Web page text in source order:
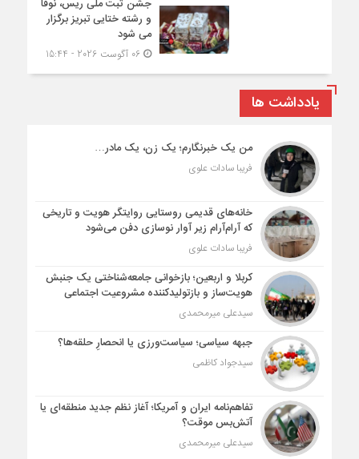
جشن ثبت ملی ریس، نوقا
و رشته ختایی تبریز برگزار
می شود
06 آگوست 2026 - 15:44
یادداشت ها
من یک خبرنگارم؛ یک زن، یک مادر…
فریبا سادات علوی
خانه‌های قدیمی روستایی روایتگر هویت و تاریخی
که آرام‌آرام زیر آوار نوسازی دفن می‌شود
فریبا سادات علوی
کربلا و اربعین؛ بازخوانی جامعه‌شناختی یک جنبش
هویت‌ساز و بازتولیدکننده مشروعیت اجتماعی
سیدعلی میرمحمدی
جبهه سیاسی؛ سیاست‌ورزی یا انحصارِ حلقه‌ها؟
سیدجواد کاظمی
تفاهم‌نامه ایران و آمریکا؛ آغاز نظم جدید منطقه‌ای یا
آتش‌بس موقت؟
سیدعلی میرمحمدی